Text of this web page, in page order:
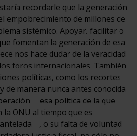
recordarle que la generación
empobrecimiento de millones de
sistémico. Apoyar, facilitar o
fomentan la generación de esa
nos hace dudar de la veracidad
foros internacionales. También
políticas, como los recortes
de manera nunca antes conocida
―esa política de la que
ONU al tiempo que es
o su falta de voluntad